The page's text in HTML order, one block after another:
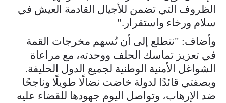
الظروف التي تضمن للأجيال القادمة العيش في
سلام ورخاء واستقرار."
وأضاف: "نتطلع إلى أن تُسهم مخرجات القمة
في تعزيز تماسك الحلف ووحدته، مع مراعاة
الشواغل الأمنية الوطنية لجميع الدول الحليفة.
وبصفتي قائدًا لدولة خاضت نضالًا طويلًا وناجحًا
ضد الإرهاب، وتواصل اليوم جهودها للقضاء عليه